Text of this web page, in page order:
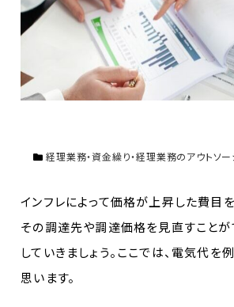
経理業務・資金繰り・経理業務のアウトソ
インフレによって価格が上昇した費目
その調達先や調達価格を見直すことが
していきましょう。ここでは、電気代を
思います。